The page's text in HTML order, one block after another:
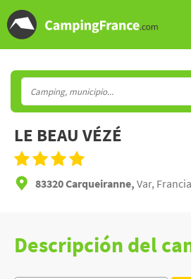
LE BEAU VÉZÉ
83320 Carqueiranne, Var, Francia
Descripción del